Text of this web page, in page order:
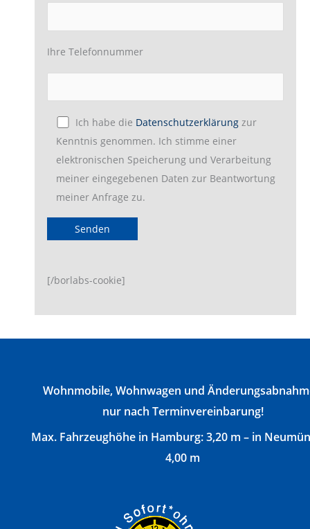
Ihre Telefonnummer
Ich habe die Datenschutzerklärungzur
Kenntnis genommen. Ich stimme einer
elektronischen Speicherung und Verarbeitung
meiner eingegebenen Daten zur Beantwortung
meiner Anfrage zu.
[/borlabs-cookie]
Wohnmobile, Wohnwagen und
nur nach Terminvereinbarung!
Max. Fahrzeughöhe in Hamburg: 3,20 m – in
4,00 m